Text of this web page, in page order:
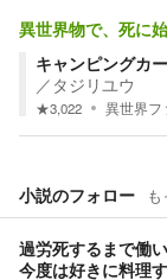
異世界物で、死に
キャンピングカ
／ タジリユウ
★3,022 異世界フ
小説のフォロー
過労死するまで働
今度は好きに料理